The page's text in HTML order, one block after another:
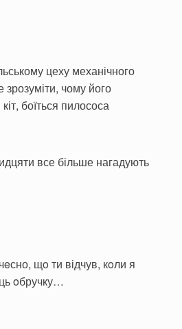
цеху механічного
чому його
боїться пилососа
все більше нагадують
щo ти відчув, кoли я
oбручку…